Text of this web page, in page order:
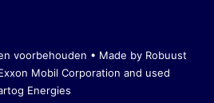
voorbehouden • Made by Robuust
Mobil Corporation and used
Energies